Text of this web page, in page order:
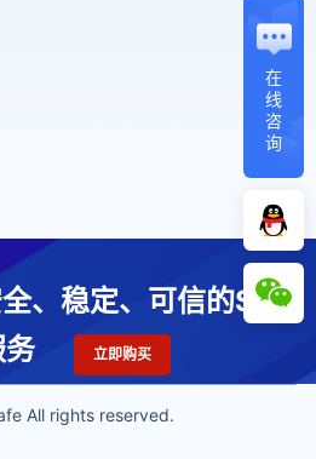
在
线
咨
询
、稳定、可信的SSL
立即购买
All rights reserved.